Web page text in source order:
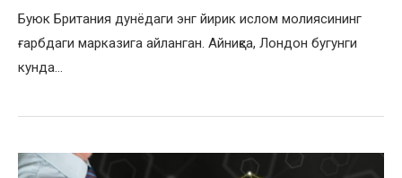
Буюк Британия дунёдаги энг йирик ислом молиясининг
ғарбдаги марказига айланган. Айниқса, Лондон бугунги
кунда…